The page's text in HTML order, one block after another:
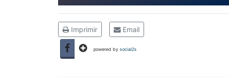
Imprimir Email
powered by social2s